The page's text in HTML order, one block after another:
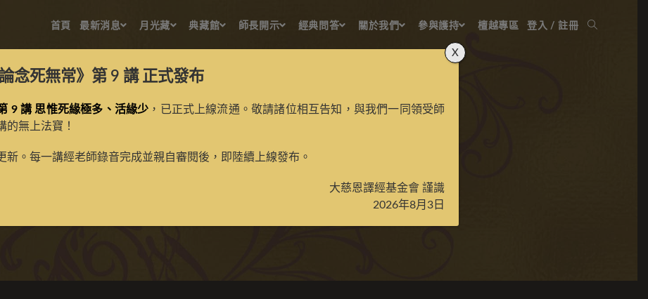
首頁 最新消息 月光藏 典藏館 師長開示 經典問答 關於我們 參與護持 檀越專區 登入 / 註冊
百法之年師所傳六支度母彩唐
論念死無常》第 9 講正式發布
9 講 思惟死緣極多、活緣少 ，已正式上線流通。敬請諸位相互告知，與我們一同領受師
的無上法寶！
新。每一講經老師錄音完成並親自審閱後，即陸續上線發布。
大慈恩譯經基金會 謹識
2026年8月3日
X